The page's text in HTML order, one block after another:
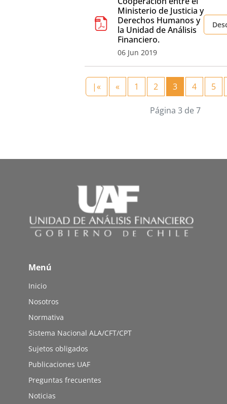
Ministerio de Justicia y
Derechos Humanos y
la Unidad de Análisis
Financiero.
06 Jun 2019
|« « 1 2 3 4 5
Página 3 de 7
Menú
Inicio
Nosotros
Normativa
Sistema Nacional ALA/CFT/CPT
Sujetos obligados
Publicaciones UAF
Preguntas frecuentes
Noticias